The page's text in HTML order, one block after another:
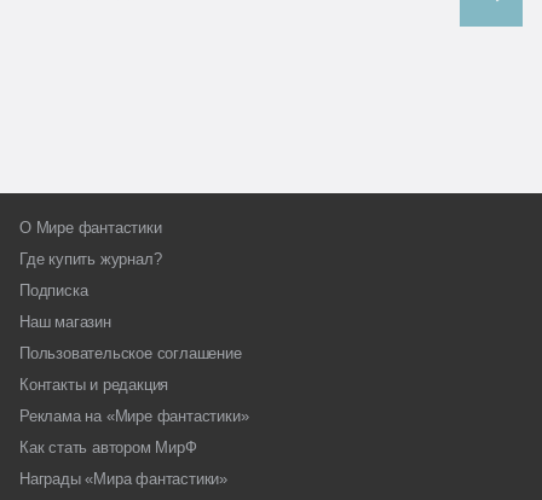
О Мире фантастики
Где купить журнал?
Подписка
Наш магазин
Пользовательское соглашение
Контакты и редакция
Реклама на «Мире фантастики»
Как стать автором МирФ
Награды «Мира фантастики»